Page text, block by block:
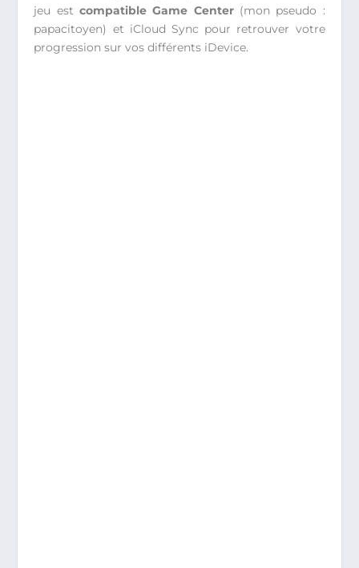
jeu estcompatible Game Center(mon pseudo :
papacitoyen) et iCloud Sync pour retrouver votre
progression sur vos différents iDevice.